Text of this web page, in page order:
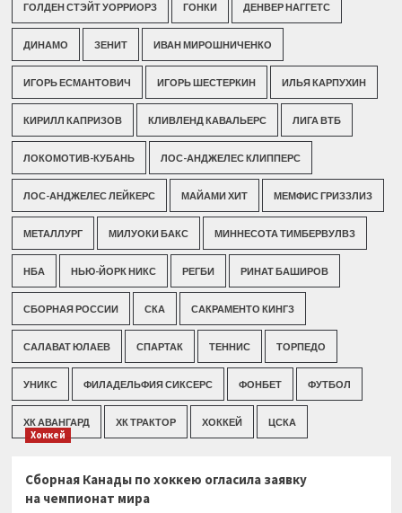
ГОЛДЕН СТЭЙТ УОРРИОРЗ ГОНКИ ДЕНВЕР НАГГЕТС
ДИНАМО ЗЕНИТ ИВАН МИРОШНИЧЕНКО
ИГОРЬ ЕСМАНТОВИЧ ИГОРЬ ШЕСТЕРКИН ИЛЬЯ КАРПУХИН
КИРИЛЛ КАПРИЗОВ КЛИВЛЕНД КАВАЛЬЕРС ЛИГА ВТБ
ЛОКОМОТИВ-КУБАНЬ ЛОС-АНДЖЕЛЕС КЛИППЕРС
ЛОС-АНДЖЕЛЕС ЛЕЙКЕРС МАЙАМИ ХИТ МЕМФИС ГРИЗЗЛИЗ
МЕТАЛЛУРГ МИЛУОКИ БАКС МИННЕСОТА ТИМБЕРВУЛВЗ
НБА НЬЮ-ЙОРК НИКС РЕГБИ РИНАТ БАШИРОВ
СБОРНАЯ РОССИИ СКА САКРАМЕНТО КИНГЗ
САЛАВАТ ЮЛАЕВ СПАРТАК ТЕННИС ТОРПЕДО
УНИКС ФИЛАДЕЛЬФИЯ СИКСЕРС ФОНБЕТ ФУТБОЛ
ХК АВАНГАРД ХК ТРАКТОР ХОККЕЙ ЦСКА
Хоккей
Сборная Канады по хоккею огласила заявку
на чемпионат мира